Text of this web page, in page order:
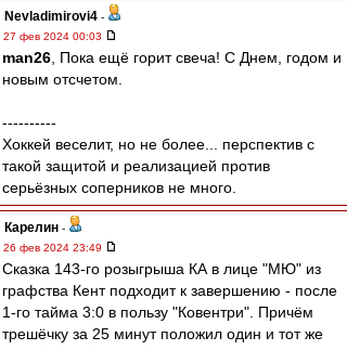
Nevladimirovi4 -
27 фев 2024 00:03
man26 , Пока ещё горит свеча! С Днем, годом и
новым отсчетом.
----------
Хоккей веселит, но не более... перспектив с
такой защитой и реализацией против
серьёзных соперников не много.
Карелин -
26 фев 2024 23:49
Сказка 143-го розыгрыша КА в лице "МЮ" из
графства Кент подходит к завершению - после
1-го тайма 3:0 в пользу "Ковентри". Причём
трешёчку за 25 минут положил один и тот же